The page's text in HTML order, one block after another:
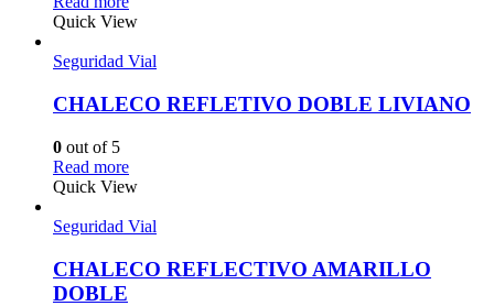
Quick View
Seguridad Vial
CHALECO REFLETIVO DOBLE LIVIANO
0 out of 5
Read more
Quick View
Seguridad Vial
CHALECO REFLECTIVO AMARILLO
DOBLE